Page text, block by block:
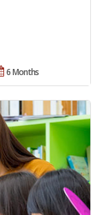
6 Months